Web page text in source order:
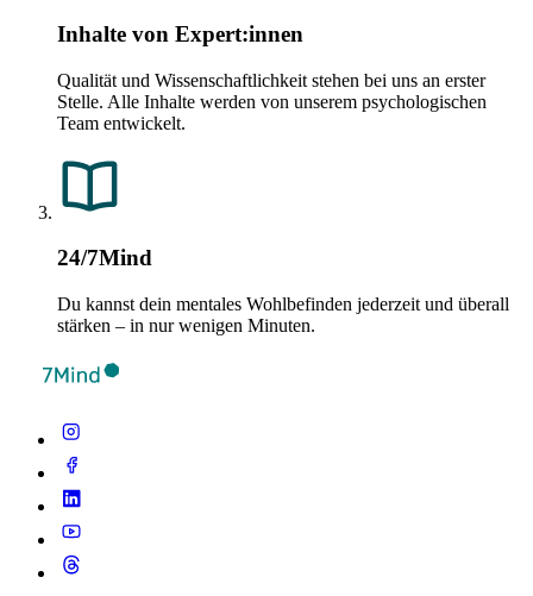
Inhalte von Expert:innen
Qualität und Wissenschaftlichkeit stehen bei uns an erster
Stelle. Alle Inhalte werden von unserem psychologischen
Team entwickelt.
24/7Mind
Du kannst dein mentales Wohlbefinden jederzeit und überall
stärken – in nur wenigen Minuten.